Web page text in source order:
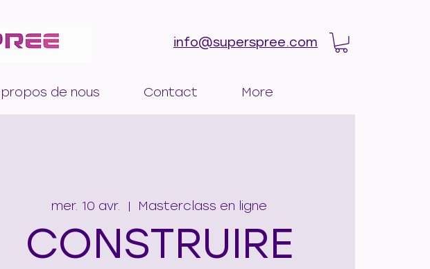
info@superspree.com
de nous Contact More
mer. 10 avr.
  |
Masterclass en ligne
CONSTRUIRE